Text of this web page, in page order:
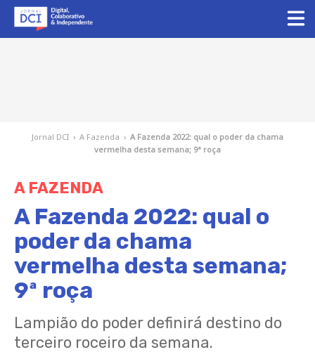
Jornal DCI › A Fazenda › A Fazenda 2022: qual o poder da chama
vermelha desta semana; 9ª roça
A FAZENDA
A Fazenda 2022: qual o
poder da chama
vermelha desta semana;
9ª roça
Lampião do poder definirá destino do
terceiro roceiro da semana.